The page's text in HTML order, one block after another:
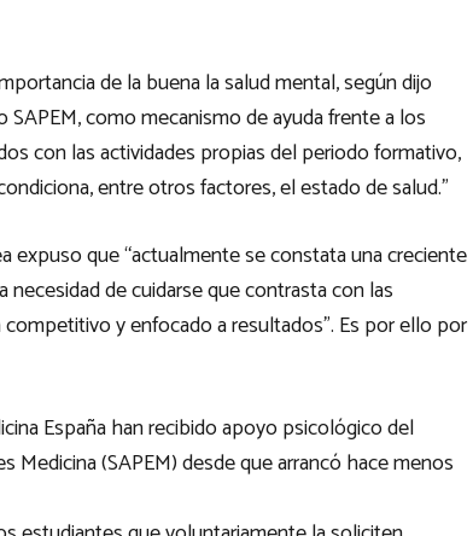
de la buena la salud mental, según dijo
como mecanismo de ayuda frente a los
con las actividades propias del periodo formativo,
entre otros factores, el estado de salud.”
expuso que “actualmente se constata una creciente
de cuidarse que contrasta con las
y enfocado a resultados”. Es por ello por
España han recibido apoyo psicológico del
(SAPEM) desde que arrancó hace menos